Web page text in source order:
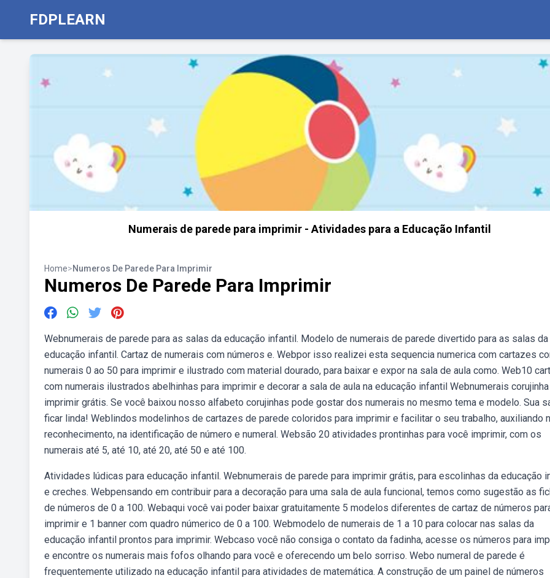
FDPLEARN
Numerais de parede para imprimir - Atividades para a Educação Infantil
Home>Numeros De Parede Para Imprimir
Numeros De Parede Para Imprimir
Webnumerais de parede para as salas da educação infantil. Modelo de numerais de parede divertido para as salas da
educação infantil. Cartaz de numerais com números e. Webpor isso realizei esta sequencia numerica com cartazes
numerais 0 ao 50 para imprimir e ilustrado com material dourado, para baixar e expor na sala de aula como. Web10
com numerais ilustrados abelhinhas para imprimir e decorar a sala de aula na educação infantil Webnumerais
imprimir grátis. Se você baixou nosso alfabeto corujinhas pode gostar dos numerais no mesmo tema e modelo. Sua
ficar linda! Weblindos modelinhos de cartazes de parede coloridos para imprimir e facilitar o seu trabalho, auxiliando
reconhecimento, na identificação de número e numeral. Websão 20 atividades prontinhas para você imprimir, com os
numerais até 5, até 10, até 20, até 50 e até 100.
Atividades lúdicas para educação infantil. Webnumerais de parede para imprimir grátis, para escolinhas da educação
e creches. Webpensando em contribuir para a decoração para uma sala de aula funcional, temos como sugestão as
de números de 0 a 100. Webaqui você vai poder baixar gratuitamente 5 modelos diferentes de cartaz de números
imprimir e 1 banner com quadro númerico de 0 a 100. Webmodelo de numerais de 1 a 10 para colocar nas salas da
educação infantil prontos para imprimir. Webcaso você não consiga o contato da fadinha, acesse os números para
e encontre os numerais mais fofos olhando para você e oferecendo um belo sorriso. Webo numeral de parede é
frequentemente utilizado na educação infantil para atividades de matemática. A construção de um painel de números